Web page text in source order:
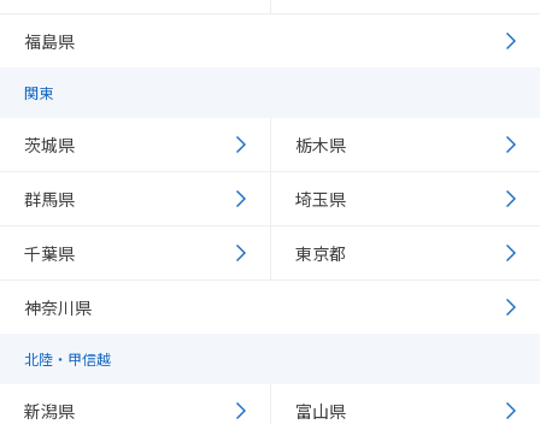
福島県
関東
茨城県 栃木県
群馬県 埼玉県
千葉県 東京都
神奈川県
北陸・甲信越
新潟県 富山県